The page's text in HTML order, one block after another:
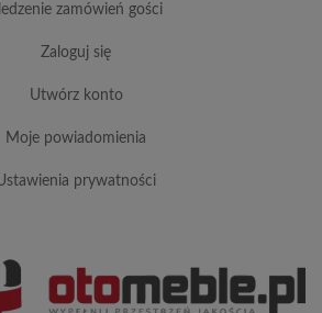
śledzenie zamówień gości
zaloguj się
utwórz konto
moje powiadomienia
ustawienia prywatności